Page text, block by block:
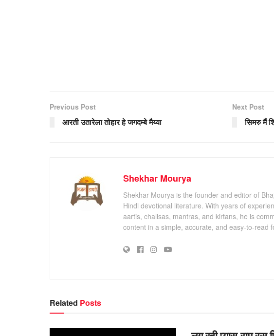
Previous Post
आरती उतारेला तोहार हे जगदम्बे मैय्या
Next Post
सिमरु मैं
Shekhar Mourya
Shekhar Mourya is the founder and editor of
Hindi devotional literature. With years of
aartis, chalisas, mantras, and kirtans, he is
content in a simple, accurate, and easy-to-read
Related Posts